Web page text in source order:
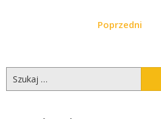
Poprzedni
Szukaj: